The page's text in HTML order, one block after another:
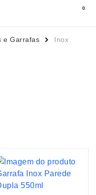
0
e Garrafas Inox